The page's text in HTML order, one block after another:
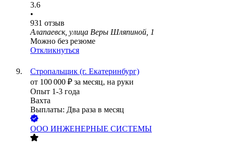
3.6
•
931 отзыв
Алапаевск, улица Веры Шляпиной, 1
Можно без резюме
Откликнуться
Стропальщик (г. Екатеринбург)
от 100 000 ₽ за месяц, на руки
Опыт 1-3 года
Вахта
Выплаты: Два раза в месяц
ООО ИНЖЕНЕРНЫЕ СИСТЕМЫ